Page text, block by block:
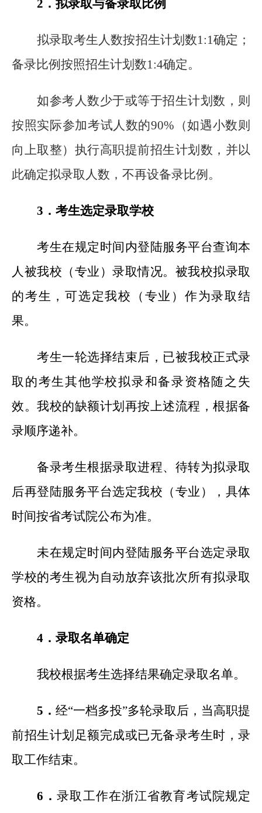
2 ．拟录取与备录取比例
拟录取考生人数按招生计划数1:1确定；
备录比例按照招生计划数1:4确定。
如参考人数少于或等于招生计划数，则
按照实际参加考试人数的90%（如遇小数则
向上取整）执行高职提前招生计划数，并以
此确定拟录取人数，不再设备录比例。
3 ．考生选定录取学校
考生在规定时间内登陆服务平台查询本
人被我校（专业）录取情况。被我校拟录取
的考生，可选定我校（专业）作为录取结
果。
考生一轮选择结束后，已被我校正式录
取的考生其他学校拟录和备录资格随之失
效。我校的缺额计划再按上述流程，根据备
录顺序递补。
备录考生根据录取进程、待转为拟录取
后再登陆服务平台选定我校（专业），具体
时间按省考试院公布为准。
未在规定时间内登陆服务平台选定录取
学校的考生视为自动放弃该批次所有拟录取
资格。
4 ．录取名单确定
我校根据考生选择结果确定录取名单。
5 ． 经“一档多投”多轮录取后，当高职提
前招生计划足额完成或已无备录考生时，录
取工作结束。
6 ．录取工作在浙江省教育考试院规定